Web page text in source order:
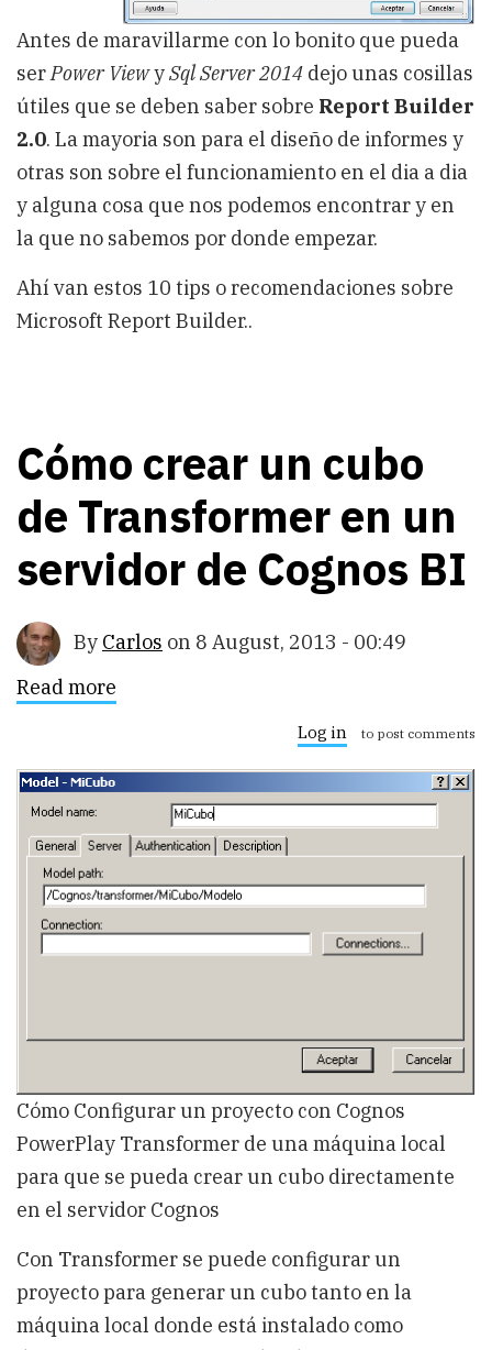
Antes de maravillarme con lo bonito que pueda
serPower ViewySql Server 2014 dejo unas cosillas
útiles que se deben saber sobre Report Builder
2.0. La mayoria son para el diseño de informes y
otras son sobre el funcionamiento en el dia a dia
y alguna cosa que nos podemos encontrar y en
la que no sabemos por donde empezar.
Ahí van estos 10 tips o recomendaciones sobre
Microsoft Report Builder..
Cómo crear un cubo
de Transformer en un
servidor de Cognos BI
By Carlos on 8 August, 2013 - 00:49
Read more
cubo
de
Transformer
un
servidor
de
Cognos
Log in to post comments
Cómo Configurar un proyecto con Cognos
PowerPlay Transformer de una máquina local
para que se pueda crear un cubo directamente
en el servidor Cognos
Con Transformer se puede configurar un
proyecto para generar un cubo tanto en la
máquina local donde está instalado como